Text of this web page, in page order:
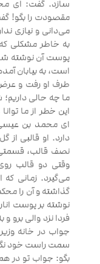
سازد. گفت: اى
مقصودت را بگو!
مى‌دانى و نيازى
به خاطر مشكلى كه
پوست آن نوشته
است، به بيابان
طرف او رفت و
ما چه حالى داريم؛
اين خطر از ما
اى محمد بن
دارد. او قالبى
نصف قالب،
وقتى دو قالب
مى‌گيرد. زمانى كه
گذاشته و آن را
نوشته بر پوست
فردا نزد والى برو و
جواب در خانه
سمت راست خود
بگو: جواب تو در